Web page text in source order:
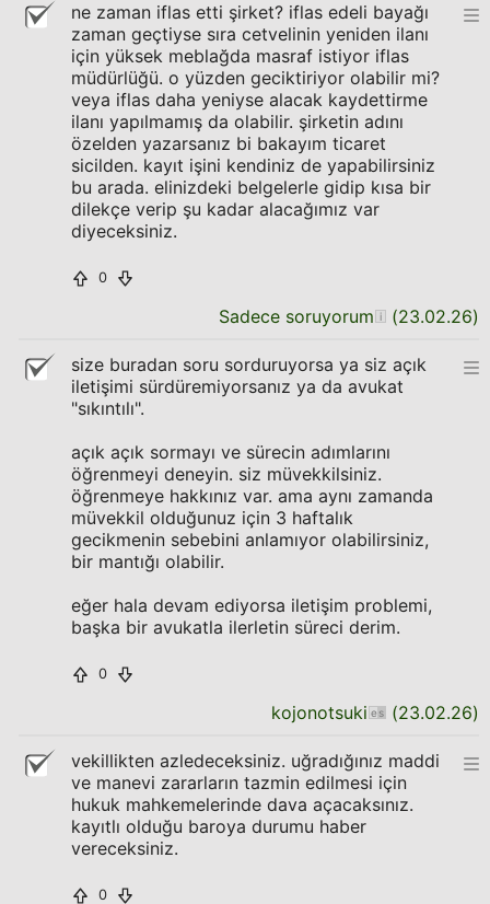
ne zaman iflas etti şirket? iflas edeli bayağı
zaman geçtiyse sıra cetvelinin yeniden ilanı
için yüksek meblağda masraf istiyor iflas
müdürlüğü. o yüzden geciktiriyor olabilir mi?
veya iflas daha yeniyse alacak kaydettirme
ilanı yapılmamış da olabilir. şirketin adını
özelden yazarsanız bi bakayım ticaret
sicilden. kayıt işini kendiniz de yapabilirsiniz
bu arada. elinizdeki belgelerle gidip kısa bir
dilekçe verip şu kadar alacağımız var
diyeceksiniz.
0
Sadece soruyorum (23.02.26)
size buradan soru sorduruyorsa ya siz açık
iletişimi sürdüremiyorsanız ya da avukat
"sıkıntılı".
açık açık sormayı ve sürecin adımlarını
öğrenmeyi deneyin. siz müvekkilsiniz.
öğrenmeye hakkınız var. ama aynı zamanda
müvekkil olduğunuz için 3 haftalık
gecikmenin sebebini anlamıyor olabilirsiniz,
bir mantığı olabilir.
eğer hala devam ediyorsa iletişim problemi,
başka bir avukatla ilerletin süreci derim.
0
kojonotsuki (23.02.26)
vekillikten azledeceksiniz. uğradığınız maddi
ve manevi zararların tazmin edilmesi için
hukuk mahkemelerinde dava açacaksınız.
kayıtlı olduğu baroya durumu haber
vereceksiniz.
0